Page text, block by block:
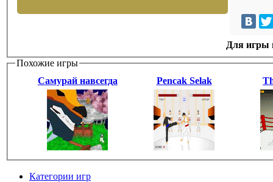
Для игры
Похожие игры
Самурай навсегда
Pencak Selak
Категории игр